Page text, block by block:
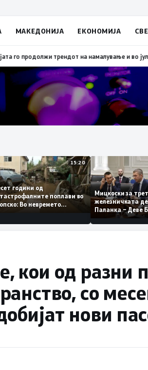
МАКЕДОНИЈА ЕКОНОМИЈА
еден охрабрувачки сигнал за
15:20
Десет години од
катастрофалните поплави во
Скопско: Во невремето
Мицкоски за
Паланка –
Проектот
половина
кои од разни
со
нови